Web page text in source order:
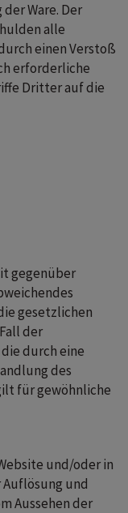
Ware. Der
alle
einen Verstoß
erforderliche
Dritter auf die
gegenüber
gesetzlichen
der
durch eine
des
für gewöhnliche
und/oder in
und
Aussehen der